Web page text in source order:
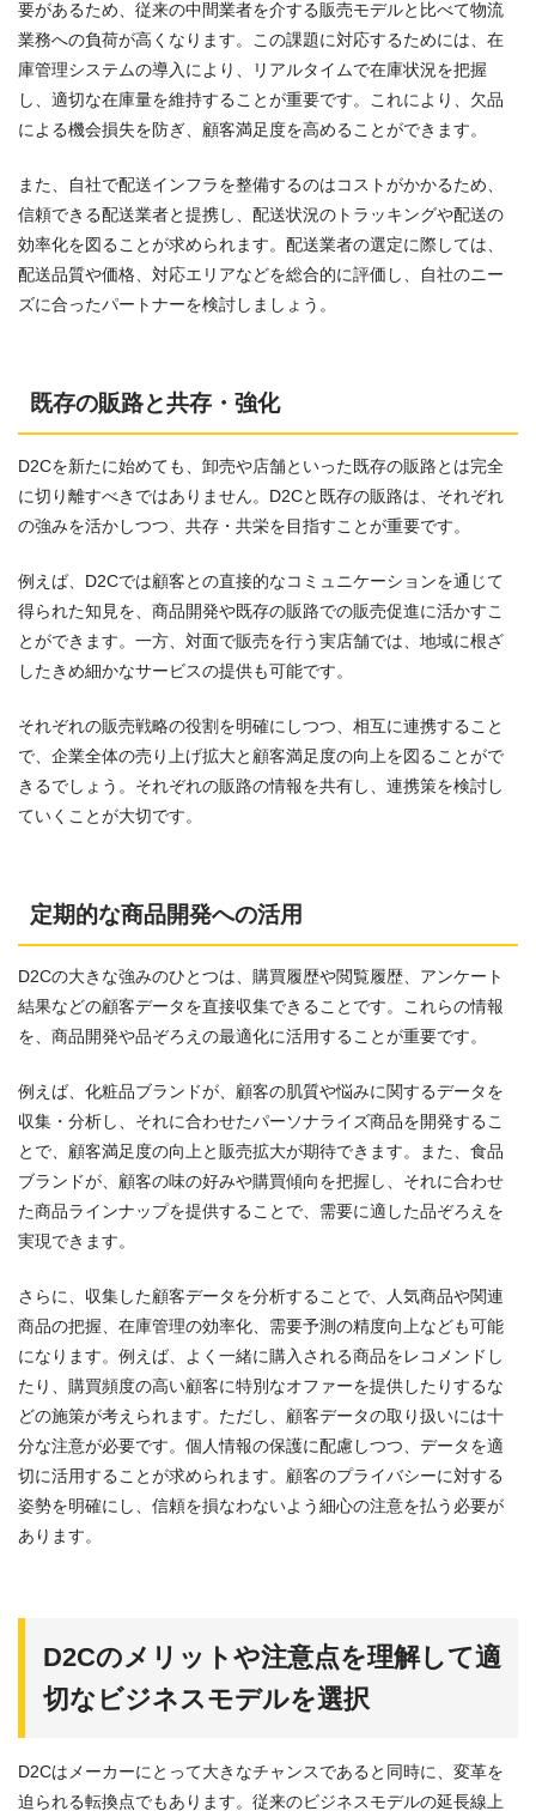
要があるため、従来の中間業者を介する販売モデルと比べて物流
業務への負荷が高くなります。この課題に対応するためには、在
庫管理システムの導入により、リアルタイムで在庫状況を把握
し、適切な在庫量を維持することが重要です。これにより、欠品
による機会損失を防ぎ、顧客満足度を高めることができます。
また、自社で配送インフラを整備するのはコストがかかるため、
信頼できる配送業者と提携し、配送状況のトラッキングや配送の
効率化を図ることが求められます。配送業者の選定に際しては、
配送品質や価格、対応エリアなどを総合的に評価し、自社のニー
ズに合ったパートナーを検討しましょう。
既存の販路と共存・強化
D2Cを新たに始めても、卸売や店舗といった既存の販路とは完全
に切り離すべきではありません。D2Cと既存の販路は、それぞれ
の強みを活かしつつ、共存・共栄を目指すことが重要です。
例えば、D2Cでは顧客との直接的なコミュニケーションを通じて
得られた知見を、商品開発や既存の販路での販売促進に活かすこ
とができます。一方、対面で販売を行う実店舗では、地域に根ざ
したきめ細かなサービスの提供も可能です。
それぞれの販売戦略の役割を明確にしつつ、相互に連携すること
で、企業全体の売り上げ拡大と顧客満足度の向上を図ることがで
きるでしょう。それぞれの販路の情報を共有し、連携策を検討し
ていくことが大切です。
定期的な商品開発への活用
D2Cの大きな強みのひとつは、購買履歴や閲覧履歴、アンケート
結果などの顧客データを直接収集できることです。これらの情報
を、商品開発や品ぞろえの最適化に活用することが重要です。
例えば、化粧品ブランドが、顧客の肌質や悩みに関するデータを
収集・分析し、それに合わせたパーソナライズ商品を開発するこ
とで、顧客満足度の向上と販売拡大が期待できます。また、食品
ブランドが、顧客の味の好みや購買傾向を把握し、それに合わせ
た商品ラインナップを提供することで、需要に適した品ぞろえを
実現できます。
さらに、収集した顧客データを分析することで、人気商品や関連
商品の把握、在庫管理の効率化、需要予測の精度向上なども可能
になります。例えば、よく一緒に購入される商品をレコメンドし
たり、購買頻度の高い顧客に特別なオファーを提供したりするな
どの施策が考えられます。ただし、顧客データの取り扱いには十
分な注意が必要です。個人情報の保護に配慮しつつ、データを適
切に活用することが求められます。顧客のプライバシーに対する
姿勢を明確にし、信頼を損なわないよう細心の注意を払う必要が
あります。
D2Cのメリットや注意点を理解して適
切なビジネスモデルを選択
D2Cはメーカーにとって大きなチャンスであると同時に、変革を
迫られる転換点でもあります。従来のビジネスモデルの延長線上